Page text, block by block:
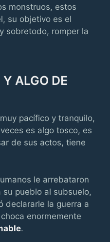
monstruos, estos
su objetivo es el
sobretodo, romper la
ALGO DE
pacífico y tranquilo,
es algo tosco, es
de sus actos, tiene
le arrebataron
su pueblo al subsuelo,
declararle la guerra a
enormemente
.